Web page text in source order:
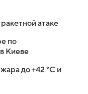
атаке
по
Киеве
до +42 °C и